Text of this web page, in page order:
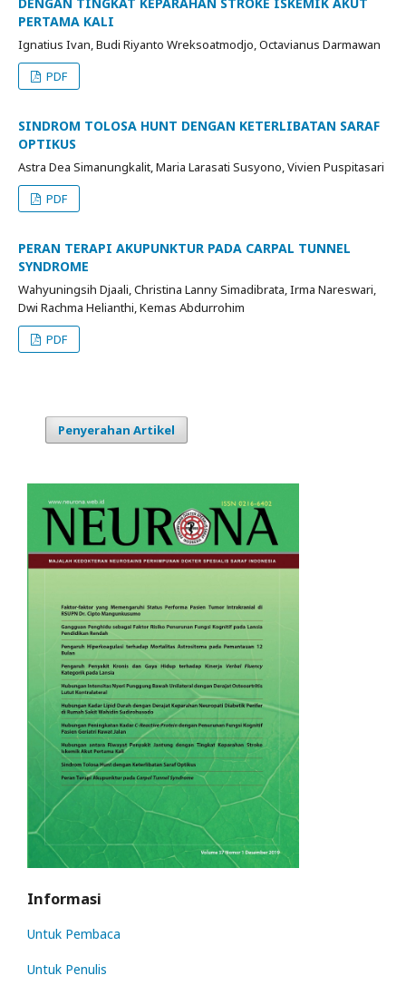
PERTAMA KALI
Ignatius Ivan, Budi Riyanto Wreksoatmodjo, Octavianus Darmawan
PDF
SINDROM TOLOSA HUNT DENGAN KETERLIBATAN SARAF
OPTIKUS
Astra Dea Simanungkalit, Maria Larasati Susyono, Vivien Puspitasari
PDF
PERAN TERAPI AKUPUNKTUR PADA CARPAL TUNNEL
SYNDROME
Wahyuningsih Djaali, Christina Lanny Simadibrata, Irma Nareswari,
Dwi Rachma Helianthi, Kemas Abdurrohim
PDF
Penyerahan Artikel
Informasi
Untuk Pembaca
Untuk Penulis